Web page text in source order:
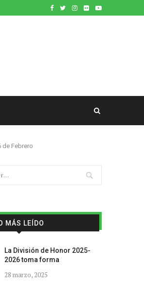
de Febrero
MÁS LEÍDO
La División de Honor 2025-
2026 toma forma
28 marzo, 2025